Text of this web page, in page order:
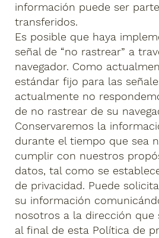
información puede ser
transferidos.
Es posible que haya
señal de “no rastrear” a
navegador. Como
estándar fijo para las
actualmente no
de no rastrear de su
Conservaremos la
durante el tiempo que sea
cumplir con nuestros
datos, tal como se
de privacidad. Puede
su información
nosotros a la dirección que
al final de esta Política de